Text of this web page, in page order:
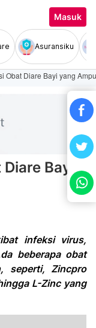
Masuk
Asuransiku
Obat Diare Bayi yang
Bayi
infeksi virus,
beberapa obat
seperti, Zincpro
L-Zinc yang